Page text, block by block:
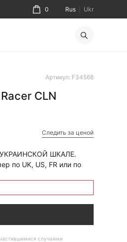
0 Rus Ukr
Артикул: F34568
CLN
Следить за ценой
ШКАЛЕ.
по UK, US, FR или по
случаями